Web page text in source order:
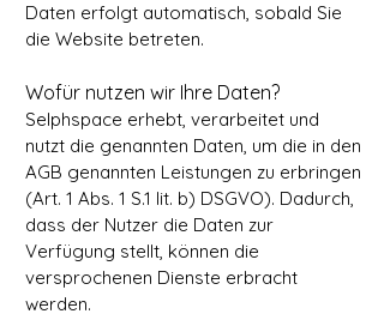
Daten erfolgt automatisch, sobald Sie
die Website betreten.
Wofür nutzen wir Ihre Daten?
Selphspace erhebt, verarbeitet und
nutzt die genannten Daten, um die in den
AGB genannten Leistungen zu erbringen
(Art. 1 Abs. 1 S.1 lit. b) DSGVO). Dadurch,
dass der Nutzer die Daten zur
Verfügung stellt, können die
versprochenen Dienste erbracht
werden.